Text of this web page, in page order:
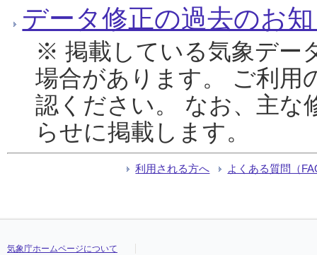
データ修正の過去のお
※ 掲載している気象デー
場合があります。 ご利用
認ください。 なお、主な
らせに掲載します。
利用される方へ よくある質問（
気象庁ホームページについて